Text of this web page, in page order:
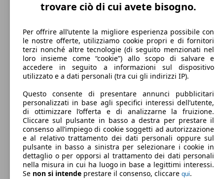
Velocità massima
Diesel
Carburante
199 g/km
Emissioni di CO2 (combinato)*
trovare ciò di cui avete bisogno.
Per offrire all’utente la migliore esperienza possibile con
le nostre offerte, utilizziamo cookie propri e di fornitori
terzi nonché altre tecnologie (di seguito menzionati nel
loro insieme come “cookie”) allo scopo di salvare e
accedere in seguito a informazioni sul dispositivo
utilizzato e a dati personali (tra cui gli indirizzi IP).
Questo consente di presentare annunci pubblicitari
personalizzati in base agli specifici interessi dell’utente,
di ottimizzare l’offerta e di analizzarne la fruizione.
Cliccare sul pulsante in basso a destra per prestare il
consenso all’impiego di cookie soggetti ad autorizzazione
e al relativo trattamento dei dati personali oppure sul
pulsante in basso a sinistra per selezionare i cookie in
dettaglio o per opporsi al trattamento dei dati personali
nella misura in cui ha luogo in base a legittimi interessi.
Se non si intende prestare il consenso, cliccare qui.